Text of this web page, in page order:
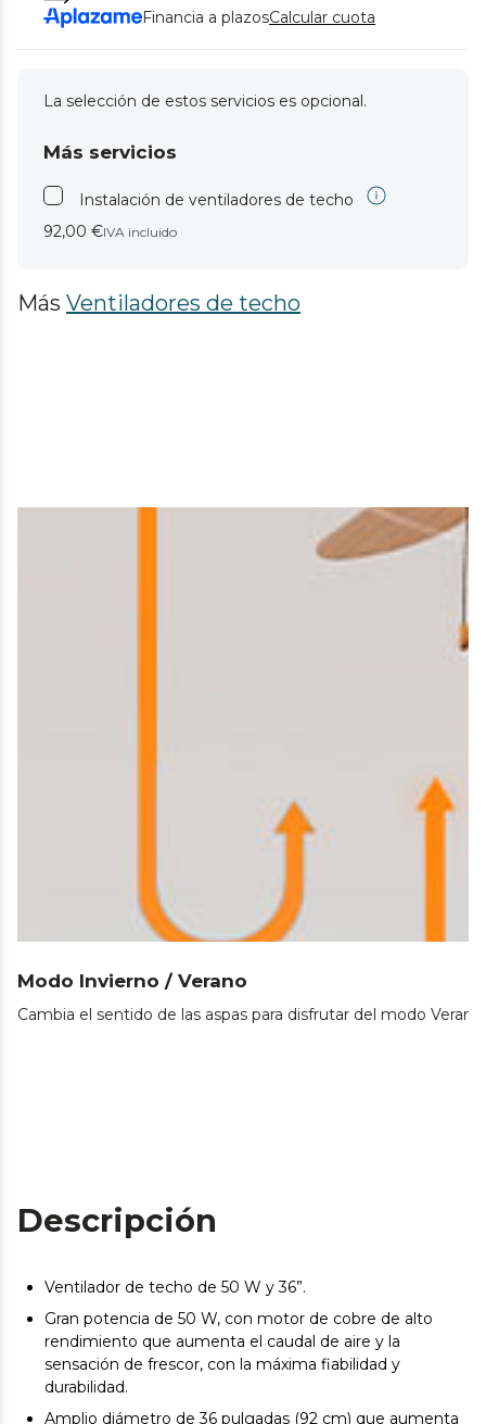
Financia a plazosCalcular cuota
La selección de estos servicios es opcional.
Más servicios
Instalación de ventiladores de techo
92,00 €IVA incluido
Más Ventiladores de techo
Modo Invierno / Verano
Cambia el sentido de las aspas para disfrutar del modo
Descripción
Ventilador de techo de 50 W y 36”.
Gran potencia de 50 W, con motor de cobre de alto
rendimiento que aumenta el caudal de aire y la
sensación de frescor, con la máxima fiabilidad y
durabilidad.
Amplio diámetro de 36 pulgadas (92 cm) que aumenta